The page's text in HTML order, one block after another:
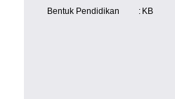
Bentuk Pendidikan
: KB